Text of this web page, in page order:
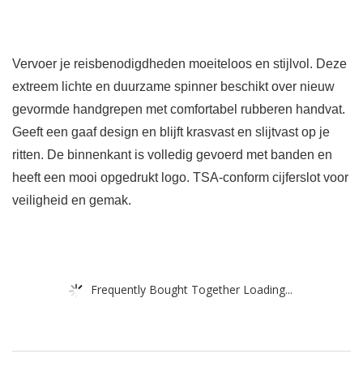
Vervoer je reisbenodigdheden moeiteloos en stijlvol. Deze
extreem lichte en duurzame spinner beschikt over nieuw
gevormde handgrepen met comfortabel rubberen handvat.
Geeft een gaaf design en blijft krasvast en slijtvast op je
ritten. De binnenkant is volledig gevoerd met banden en
heeft een mooi opgedrukt logo. TSA-conform cijferslot voor
veiligheid en gemak.
Frequently Bought Together Loading...